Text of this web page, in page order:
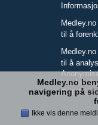
til å
til å
kun lokalt.
Full IP-
Medley.no
navigering på
Ikke vis denne